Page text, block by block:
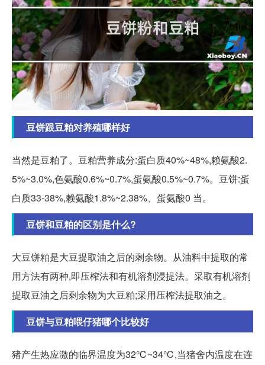
豆饼跟豆粕对养殖哪样好
当然是豆粕了。豆粕营养成分:蛋白质40%~48%,赖氨酸2.
5%~3.0%,色氨酸0.6%~0.7%,蛋氨酸0.5%~0.7%。豆饼:蛋
白质33-38%,赖氨酸1.8%~2.38%、蛋氨酸0 当。
豆饼和豆粕的区别是什么?
大豆饼粕是大豆提取油之后的剩余物。从油料中提取的常
用方法有两种,即压榨法和有机溶剂浸提法。采取有机溶剂
提取豆油之后剩余物为大豆粕;采用压榨法提取油之。
豆饼与豆粕喂仔猪哪个比较好
猪产生热应激的临界温度为32℃~34℃,当猪舍内温度在连